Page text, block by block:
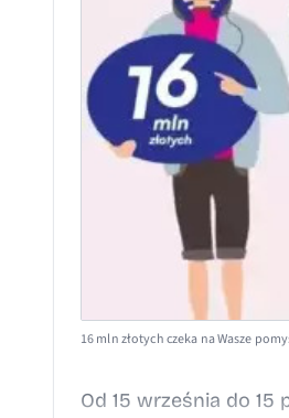
16 mln złotych czeka na Wasze
Od 15 września do